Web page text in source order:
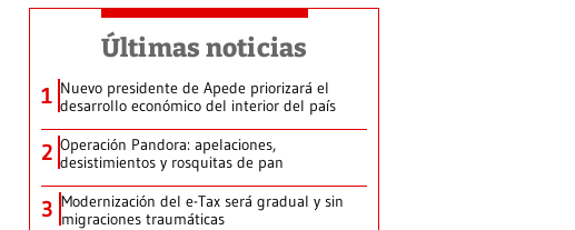
Últimas noticias
1 Nuevo presidente de Apede priorizará el
desarrollo económico del interior del país
2 Operación Pandora: apelaciones,
desistimientos y rosquitas de pan
3 Modernización del e-Tax será gradual y sin
migraciones traumáticas